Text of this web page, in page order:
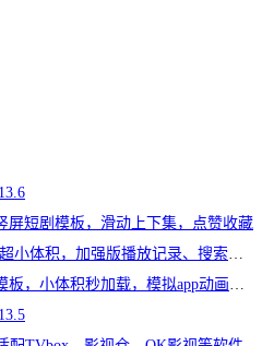
屏短剧模板，滑动上下集，点赞收藏